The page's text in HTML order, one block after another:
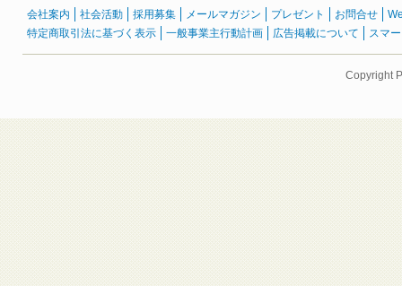
会社案内 社会活動 採用募集 メールマガジン プレゼント お問合せ
特定商取引法に基づく表示
一般事業主行動計画 広告掲載について スマ
Copyright